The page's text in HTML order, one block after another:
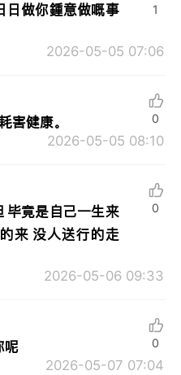
日做你鍾意做嘅事
2026-05-05 07:06
1
害健康。
2026-05-05 08:10
0
毕竟是自己一生来
来 没人送行的走
2026-05-06 09:33
0
呢
2026-05-07 07:04
0